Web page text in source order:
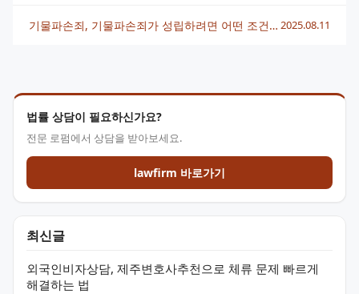
법률 상담이 필요하신가요?
전문 로펌에서 상담을 받아보세요.
lawfirm 바로가기
최신글
외국인비자상담, 제주변호사추천으로 체류 문제 빠르게
해결하는 법
기물파손죄, 기물파손죄가 성립하려면 어떤 조건이 필요한가요? 기업전문변호사의 해설 2025.08.11